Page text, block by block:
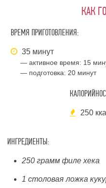
КАК
ВРЕМЯ ПРИГОТОВЛЕНИЯ:
35 минут
— активное время: 15
— подготовка: 20 минут
250
ИНГРЕДИЕНТЫ:
250 грамм филе хека
1 столовая ложка